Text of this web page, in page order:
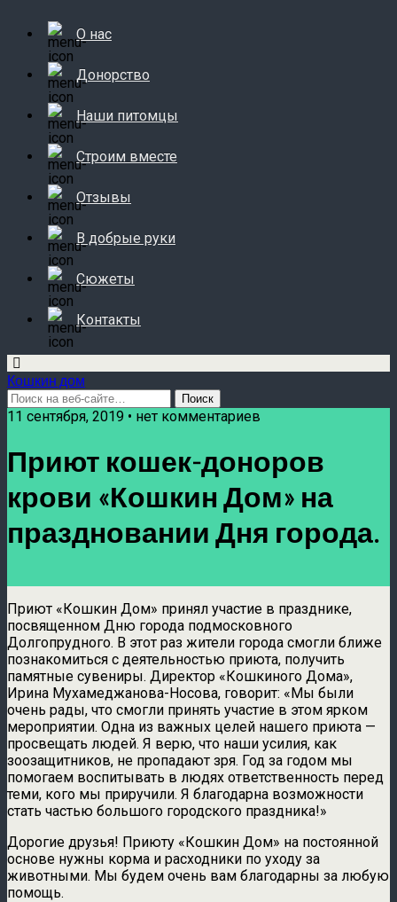
О нас
Донорство
Наши питомцы
Строим вместе
Отзывы
В добрые руки
Сюжеты
Контакты
Кошкин дом
11 сентября, 2019 • нет комментариев
Приют кошек-доноров
крови «Кошкин Дом» на
праздновании Дня города.
Приют «Кошкин Дом» принял участие в празднике,
посвященном Дню города подмосковного
Долгопрудного. В этот раз жители города смогли ближе
познакомиться с деятельностью приюта, получить
памятные сувениры. Директор «Кошкиного Дома»,
Ирина Мухамеджанова-Носова, говорит: «Мы были
очень рады, что смогли принять участие в этом ярком
мероприятии. Одна из важных целей нашего приюта —
просвещать людей. Я верю, что наши усилия, как
зоозащитников, не пропадают зря. Год за годом мы
помогаем воспитывать в людях ответственность перед
теми, кого мы приручили. Я благодарна возможности
стать частью большого городского праздника!»
Дорогие друзья! Приюту «Кошкин Дом» на постоянной
основе нужны корма и расходники по уходу за
животными. Мы будем очень вам благодарны за любую
помощь.